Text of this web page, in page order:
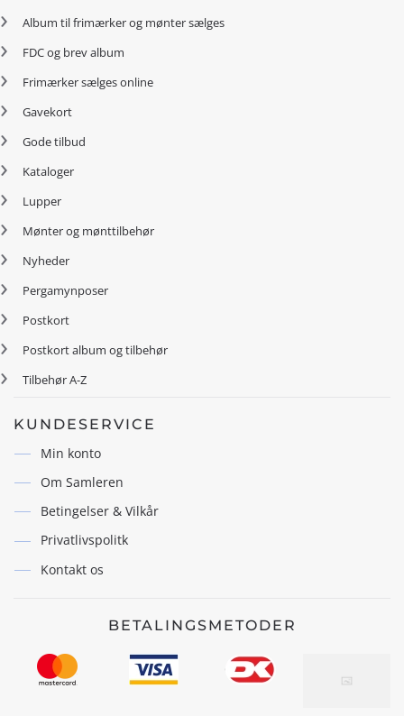
Album til frimærker og mønter sælges
FDC og brev album
Frimærker sælges online
Gavekort
Gode tilbud
Kataloger
Lupper
Mønter og mønttilbehør
Nyheder
Pergamynposer
Postkort
Postkort album og tilbehør
Tilbehør A-Z
KUNDESERVICE
Min konto
Om Samleren
Betingelser & Vilkår
Privatlivspolitk
Kontakt os
BETALINGSMETODER